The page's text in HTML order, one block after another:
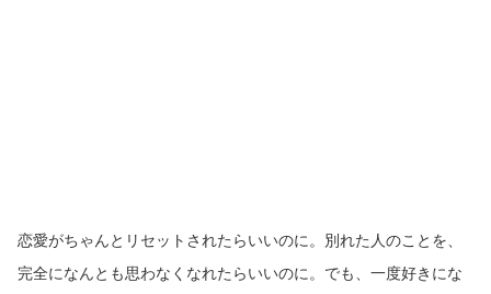
恋愛がちゃんとリセットされたらいいのに。別れた人のことを、
完全になんとも思わなくなれたらいいのに。でも、一度好きにな